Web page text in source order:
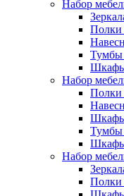
Набор
Полки
Тумбы
Набор
Полки
Тумбы
Набор
Полки